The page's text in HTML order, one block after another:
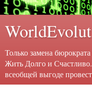
Только замена
Жить Долго и
всеобщей выгоде